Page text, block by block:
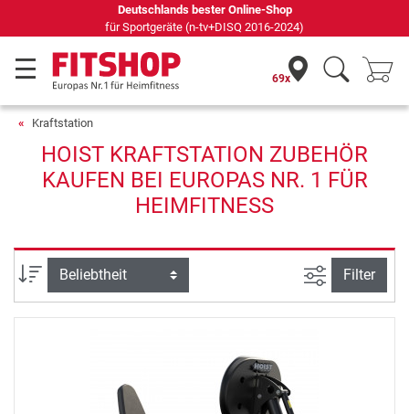
Deutschlands bester Online-Shop
für Sportgeräte (n-tv+DISQ 2016-2024)
69x
Kraftstation
HOIST KRAFTSTATION ZUBEHÖR
KAUFEN BEI EUROPAS NR. 1 FÜR
HEIMFITNESS
Sortierung Ansicht
Filter